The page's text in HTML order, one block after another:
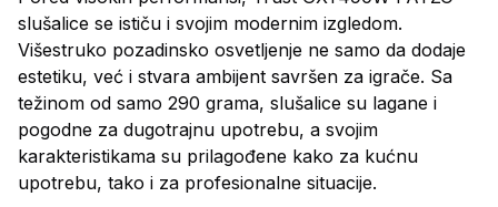
slušalice se ističu i svojim modernim izgledom.
Višestruko pozadinsko osvetljenje ne samo da dodaje
estetiku, već i stvara ambijent savršen za igrače. Sa
težinom od samo 290 grama, slušalice su lagane i
pogodne za dugotrajnu upotrebu, a svojim
karakteristikama su prilagođene kako za kućnu
upotrebu, tako i za profesionalne situacije.